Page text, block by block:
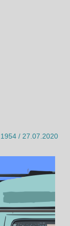
/ 27.07.2020